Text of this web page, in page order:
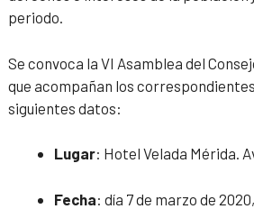
periodo.
Se convoca la VI Asamblea del
que acompañan los
siguientes datos:
Lugar: Hotel Velada Mérida.
Fecha: día 7 de marzo de